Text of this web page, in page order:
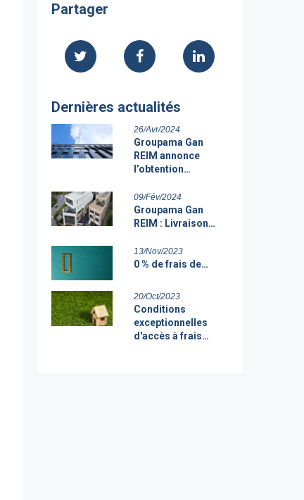
Partager
Dernières actualités
26/Avr/2024
Groupama Gan
REIM annonce
l’obtention…
09/Fév/2024
Groupama Gan
REIM : Livraison…
13/Nov/2023
0 % de frais de…
20/Oct/2023
Conditions
exceptionnelles
d'accès à frais…